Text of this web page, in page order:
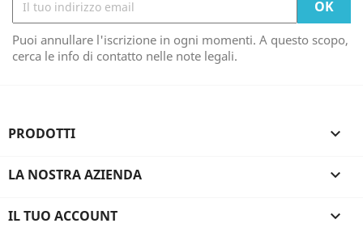
Puoi annullare l'iscrizione in ogni momenti. A questo scopo,
cerca le info di contatto nelle note legali.
PRODOTTI 
LA NOSTRA AZIENDA 
IL TUO ACCOUNT 